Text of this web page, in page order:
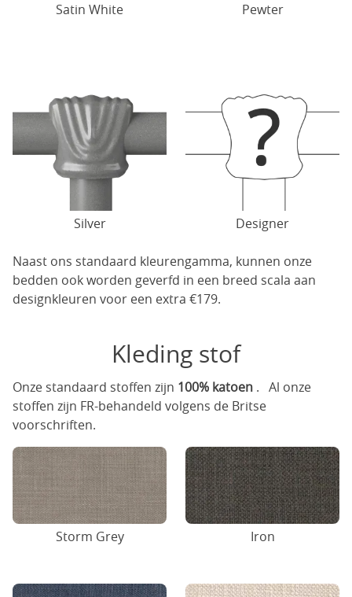
Satin White Pewter
Silver Designer
Naast ons standaard kleurengamma, kunnen onze
bedden ook worden geverfd in een breed scala aan
designkleuren voor een extra €179.
Kleding stof
Onze standaard stoffen zijn 100% katoen . Al onze
stoffen zijn FR-behandeld volgens de Britse
voorschriften.
Storm Grey Iron